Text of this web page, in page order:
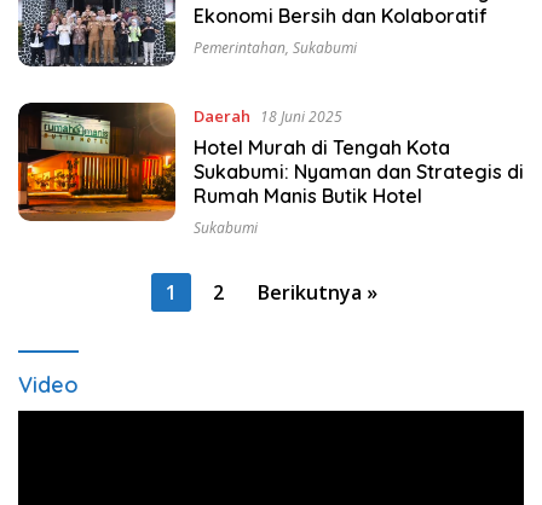
Ekonomi Bersih dan Kolaboratif
Pemerintahan, Sukabumi
Daerah 18 Juni 2025
Hotel Murah di Tengah Kota
Sukabumi: Nyaman dan Strategis di
Rumah Manis Butik Hotel
Sukabumi
1 2 Berikutnya »
Video